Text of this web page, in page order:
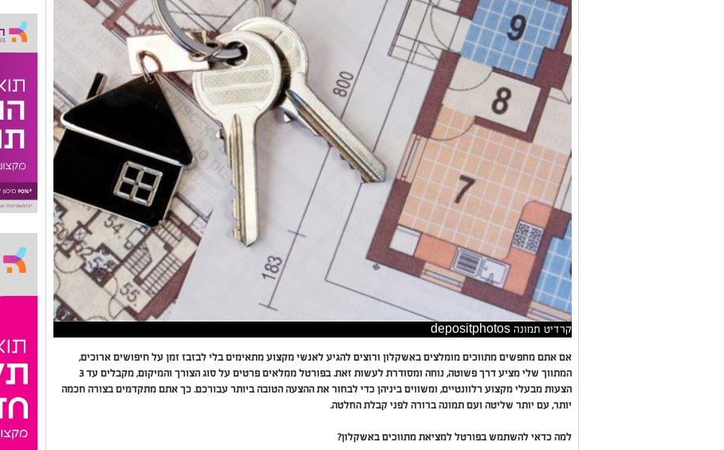
קרדיט תמונה depositphotos
אם אתם מחפשים מתווכים מומלצים באשקלון ורוצים להגיע לאנשי מקצוע מתאימים בלי לבזבז זמן על חיפושים ארוכים,
המתווך שלי מציע דרך פשוטה, נוחה ומסודרת לעשות זאת. בפורטל ממלאים פרטים על סוג הצורך והמיקום, מקבלים עד 3
הצעות מבעלי מקצוע רלוונטיים, ומשווים ביניהן כדי לבחור את ההצעה הטובה ביותר עבורכם. כך אתם מתקדמים בצורה חכמה
יותר, עם יותר שליטה ועם תמונה ברורה לפני קבלת החלטה.
למה כדאי להשתמש בפורטל למציאת מתווכים באשקלון?